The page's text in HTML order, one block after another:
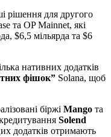
рішення для другого
та OP Mainnet, які
$6,5 мільярда та $6
нативних додатків
фішок” Solana, щоб
біржі Mango та
Solend
додатків отримають